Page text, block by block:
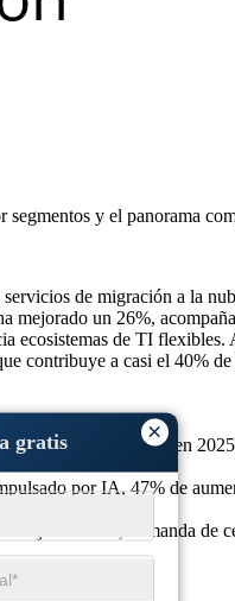
×
gratis
segmentos y el panorama
de migración a la
mejorado un 26%,
ecosistemas de TI
contribuye a casi el 40%
millones de dólares en
por IA, 47% de
del 55%, demanda de